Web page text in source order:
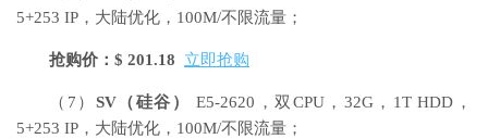
5+253 IP，大陆优化，100M/不限流量；
抢购价：$ 201.18 立即抢购
（7） SV（硅谷）
E5-2620，双CPU，32G，1T HDD，
5+253 IP，大陆优化，100M/不限流量；